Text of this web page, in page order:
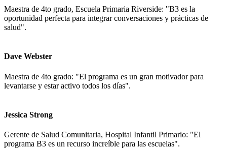
Maestra de 4to grado, Escuela Primaria Riverside: "B3 es la
oportunidad perfecta para integrar conversaciones y prácticas de
salud".
Dave Webster
Maestra de 4to grado: "El programa es un gran motivador para
levantarse y estar activo todos los días".
Jessica Strong
Gerente de Salud Comunitaria, Hospital Infantil Primario: "El
programa B3 es un recurso increíble para las escuelas".